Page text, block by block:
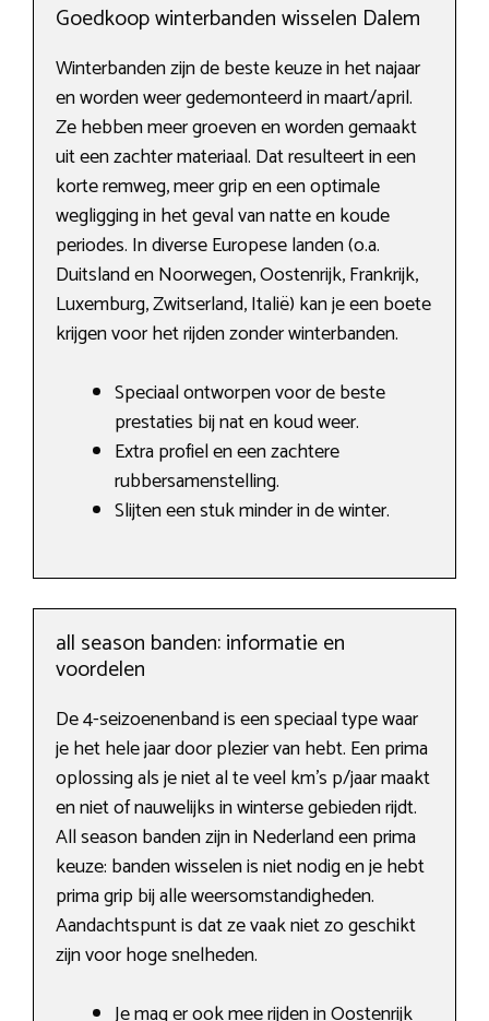
Goedkoop winterbanden wisselen Dalem
Winterbanden zijn de beste keuze in het najaar
en worden weer gedemonteerd in maart/april.
Ze hebben meer groeven en worden gemaakt
uit een zachter materiaal. Dat resulteert in een
korte remweg, meer grip en een optimale
wegligging in het geval van natte en koude
periodes. In diverse Europese landen (o.a.
Duitsland en Noorwegen, Oostenrijk, Frankrijk,
Luxemburg, Zwitserland, Italië) kan je een boete
krijgen voor het rijden zonder winterbanden.
Speciaal ontworpen voor de beste
prestaties bij nat en koud weer.
Extra profiel en een zachtere
rubbersamenstelling.
Slijten een stuk minder in de winter.
all season banden: informatie en
voordelen
De 4-seizoenenband is een speciaal type waar
je het hele jaar door plezier van hebt. Een prima
oplossing als je niet al te veel km’s p/jaar maakt
en niet of nauwelijks in winterse gebieden rijdt.
All season banden zijn in Nederland een prima
keuze: banden wisselen is niet nodig en je hebt
prima grip bij alle weersomstandigheden.
Aandachtspunt is dat ze vaak niet zo geschikt
zijn voor hoge snelheden.